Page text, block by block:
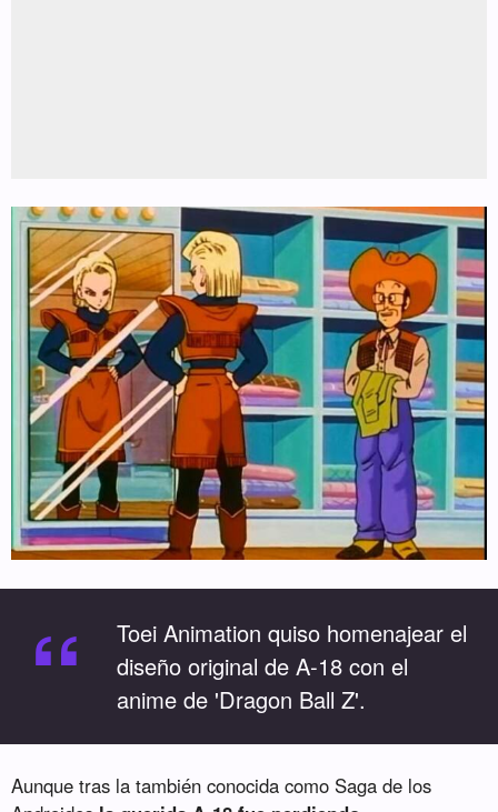
“
Toei Animation quiso homenajear el
diseño original de A-18 con el
anime de 'Dragon Ball Z'.
Aunque tras la también conocida como Saga de los